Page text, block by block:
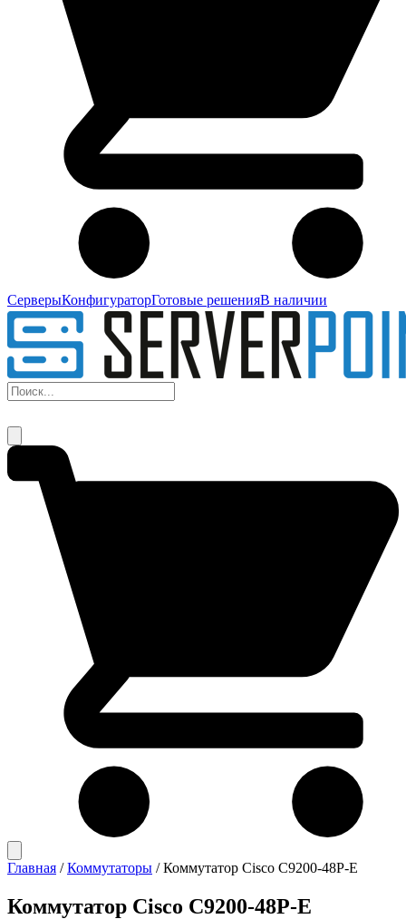
СерверыКонфигураторГотовые решенияВ наличии
Главная / Коммутаторы / Коммутатор Cisco C9200-48P-E
Коммутатор Cisco C9200-48P-E